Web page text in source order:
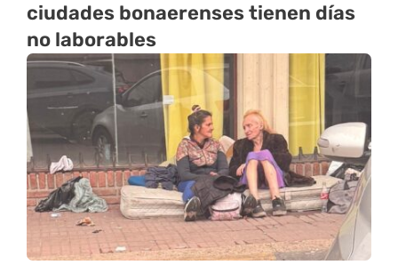
ciudades bonaerenses tienen días
no laborables